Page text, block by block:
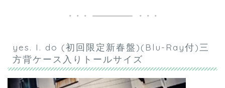
yes. I. do (初回限定新春盤)(Blu-Ray付)三
方背ケース入りトールサイズ